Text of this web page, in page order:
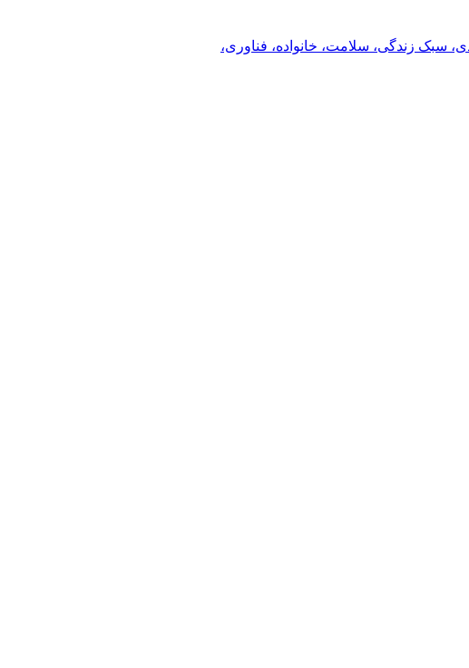
سبک زندگی، سلامت، خانواده، فناوری،